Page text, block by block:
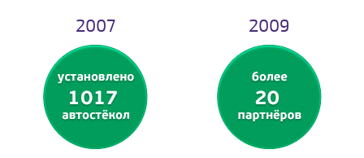
2007 2009